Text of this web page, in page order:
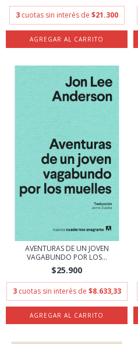
3 cuotas sin interés de $21.300
AVENTURAS DE UN JOVEN
VAGABUNDO POR LOS...
$25.900
3 cuotas sin interés de $8.633,33